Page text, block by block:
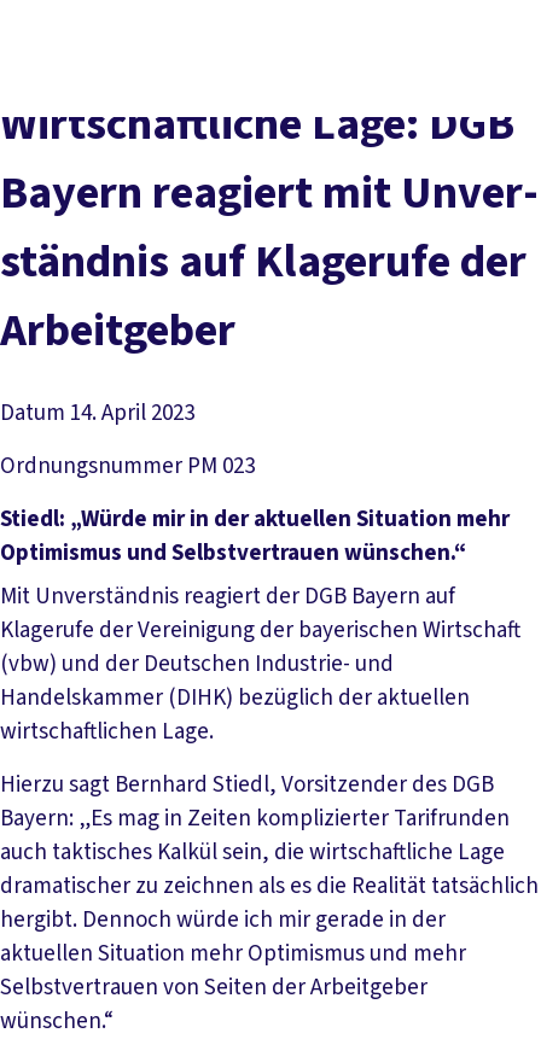
Service
Mitmachen
Wirt­schaft­li­che La­ge: DGB
Bay­ern re­agiert mit Un­ver­
ständ­nis auf Kla­ge­ru­fe der
Ar­beit­ge­ber
Datum 14. April 2023
Ordnungsnummer PM 023
Stiedl: „Würde mir in der aktuellen Situation mehr
Optimismus und Selbstvertrauen wünschen.“
Mit Unverständnis reagiert der DGB Bayern auf
Klagerufe der Vereinigung der bayerischen Wirtschaft
(vbw) und der Deutschen Industrie- und
Handelskammer (DIHK) bezüglich der aktuellen
wirtschaftlichen Lage.
Hierzu sagt Bernhard Stiedl, Vorsitzender des DGB
Bayern: „Es mag in Zeiten komplizierter Tarifrunden
auch taktisches Kalkül sein, die wirtschaftliche Lage
dramatischer zu zeichnen als es die Realität tatsächlich
hergibt. Dennoch würde ich mir gerade in der
aktuellen Situation mehr Optimismus und mehr
Selbstvertrauen von Seiten der Arbeitgeber
wünschen.“